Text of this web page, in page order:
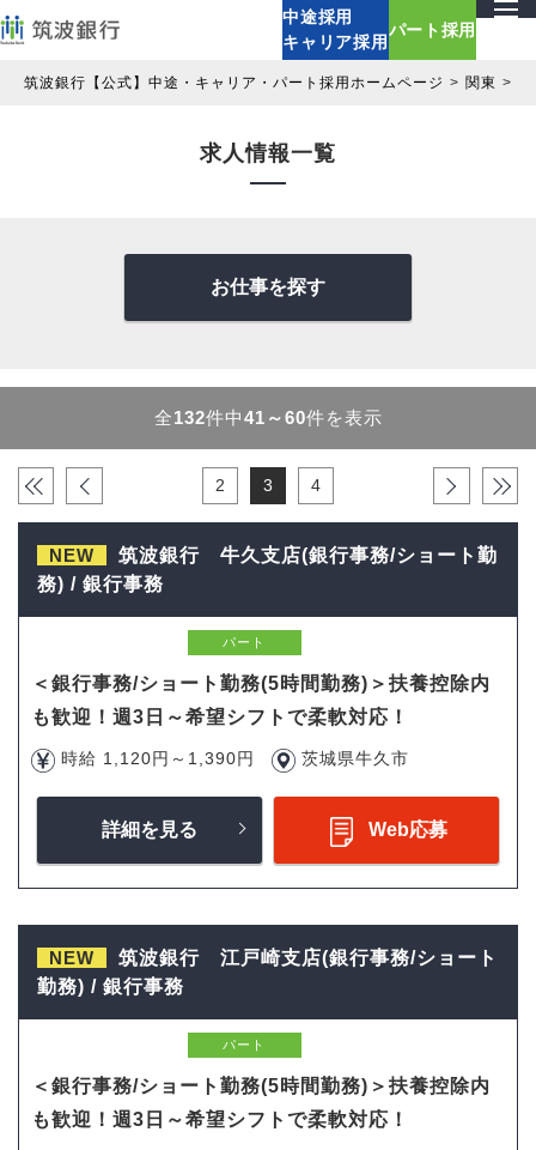
中途採用
キャリア採用
パート採用
筑波銀行【公式】中途・キャリア・パート採用ホームページ 関東
求人情報一覧
お仕事を探す
全132件中41～60件を表示
« ‹ 2 3 4 › »
NEW
筑波銀行 牛久支店(銀行事務/ショート勤
務) / 銀行事務
パート
＜銀行事務/ショート勤務(5時間勤務)＞扶養控除内
も歓迎！週3日～希望シフトで柔軟対応！
時給 1,120円～1,390円 茨城県牛久市
詳細を見る Web応募
NEW
筑波銀行 江戸崎支店(銀行事務/ショート
勤務) / 銀行事務
パート
＜銀行事務/ショート勤務(5時間勤務)＞扶養控除内
も歓迎！週3日～希望シフトで柔軟対応！